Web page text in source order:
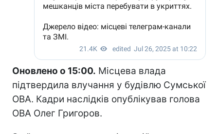
Оновлено о 15:00. Місцева влада
підтвердила влучання у будівлю Сумської
ОВА. Кадри наслідків опублікував голова
ОВА Олег Григоров.